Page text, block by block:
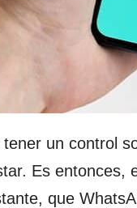
un control
Es entonces,
que